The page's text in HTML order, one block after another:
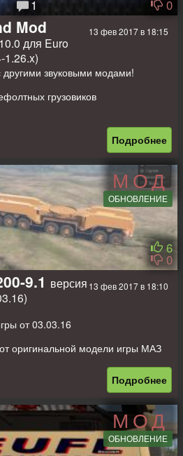
1 0
13 фев 2017 в 18:15
Mod
для Euro
1.26.x)
звуковыми модами!
грузовиков
объектов
Подробнее
МОД
ОБНОВЛЕНИЕ
6
0
13 фев 2017 в 18:10
9.1 версия
от 03.03.16
оригинальной модели игры МАЗ
также как и вблизи
Подробнее
МОД
ОБНОВЛЕНИЕ